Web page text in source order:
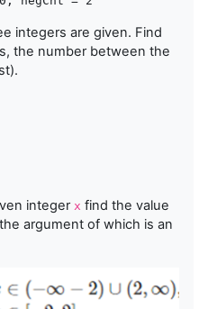
integers are given. Find
the number between the
integer x find the value
the argument of which is an